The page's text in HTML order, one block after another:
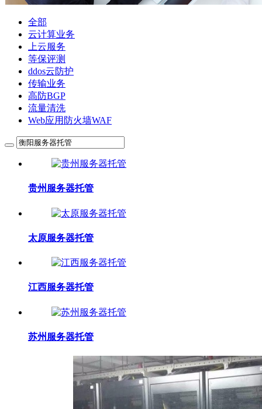
全部
云计算业务
上云服务
等保评测
ddos云防护
传输业务
高防BGP
流量清洗
Web应用防火墙WAF
贵州服务器托管
太原服务器托管
江西服务器托管
苏州服务器托管